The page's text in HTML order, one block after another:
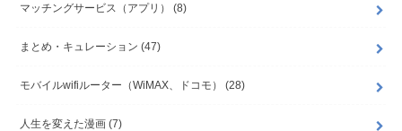
マッチングサービス（アプリ） (8)
まとめ・キュレーション (47)
モバイルwifiルーター（WiMAX、ドコモ） (28)
人生を変えた漫画 (7)